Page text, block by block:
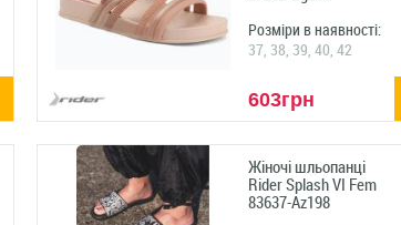
Розміри в наявності:
37, 38, 39, 40, 42
603грн
Жіночі шльопанці
Rider Splash VI Fem
83637-Az198